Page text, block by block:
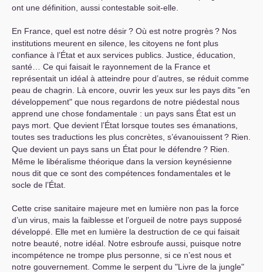
ont une définition, aussi contestable soit-elle.
En France, quel est notre désir? Où est notre progrès? Nos
institutions meurent en silence, les citoyens ne font plus
confiance à l’État et aux services publics. Justice, éducation,
santé… Ce qui faisait le rayonnement de la France et
représentait un idéal à atteindre pour d’autres, se réduit comme
peau de chagrin. Là encore, ouvrir les yeux sur les pays dits "en
développement" que nous regardons de notre piédestal nous
apprend une chose fondamentale : un pays sans État est un
pays mort. Que devient l’État lorsque toutes ses émanations,
toutes ses traductions les plus concrètes, s’évanouissent? Rien.
Que devient un pays sans un État pour le défendre? Rien.
Même le libéralisme théorique dans la version keynésienne
nous dit que ce sont des compétences fondamentales et le
socle de l’État.
Cette crise sanitaire majeure met en lumière non pas la force
d’un virus, mais la faiblesse et l’orgueil de notre pays supposé
développé. Elle met en lumière la destruction de ce qui faisait
notre beauté, notre idéal. Notre esbroufe aussi, puisque notre
incompétence ne trompe plus personne, si ce n’est nous et
notre gouvernement. Comme le serpent du "Livre de la jungle"